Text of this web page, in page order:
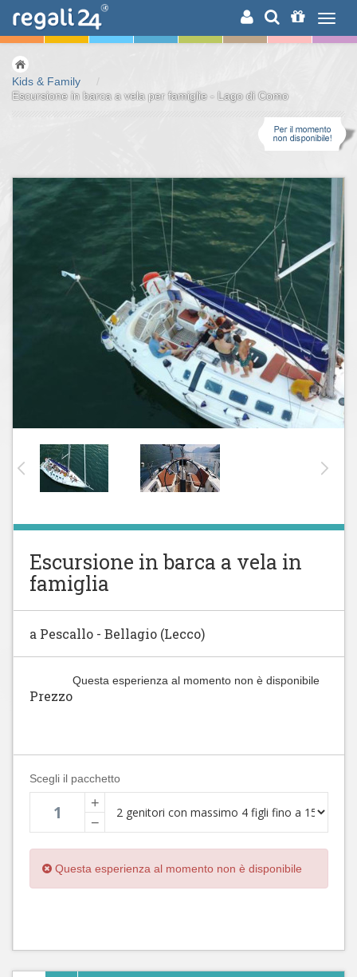
RICERCA
Kids & Family
/
Escursione in barca a vela per famiglie - Lago di Como
Escursione in barca a vela in
famiglia
a Pescallo - Bellagio (Lecco)
Questa esperienza al momento non è disponibile
Prezzo
Scegli il pacchetto
+
−
Questa esperienza al momento non è disponibile